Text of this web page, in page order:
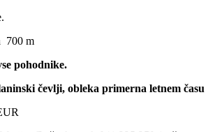
700 m
pohodnike.
čevlji, obleka primerna letnem času